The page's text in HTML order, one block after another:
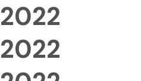
2022
2022